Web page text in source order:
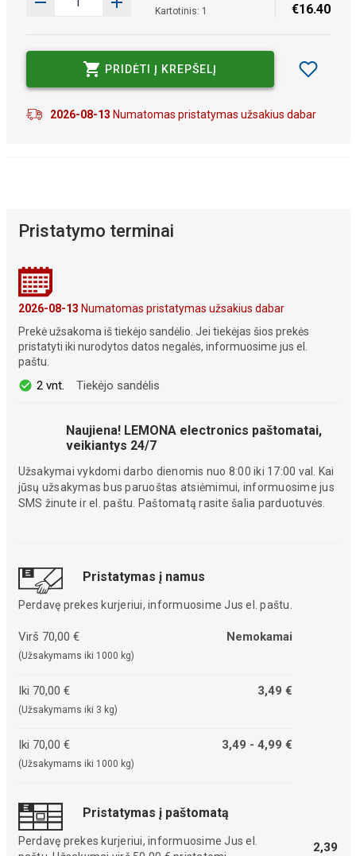
Kartotinis: 1
€16.40
PRIDĖTI Į KREPŠELĮ
2026-08-13 Numatomas pristatymas užsakius dabar
Pristatymo terminai
2026-08-13 Numatomas pristatymas užsakius dabar
Prekė užsakoma iš tiekėjo sandėlio. Jei tiekėjas šios prekės
pristatyti iki nurodytos datos negalės, informuosime jus el.
paštu.
2 vnt. Tiekėjo sandėlis
Naujiena! LEMONA electronics paštomatai,
veikiantys 24/7
Užsakymai vykdomi darbo dienomis nuo 8:00 iki 17:00 val. Kai
jūsų užsakymas bus paruoštas atsiėmimui, informuosime jus
SMS žinute ir el. paštu. Paštomatą rasite šalia parduotuvės.
Pristatymas į namus
Perdavę prekes kurjeriui, informuosime Jus el. paštu.
Virš 70,00 €
(Užsakymams iki 1000 kg)
Nemokamai
Iki 70,00 €
(Užsakymams iki 3 kg)
3,49 €
Iki 70,00 €
(Užsakymams iki 1000 kg)
3,49 - 4,99 €
Pristatymas į paštomatą
Perdavę prekes kurjeriui, informuosime Jus el.
2,39